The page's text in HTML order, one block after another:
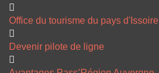
Office du tourisme du pays d'Issoire
Devenir pilote de ligne